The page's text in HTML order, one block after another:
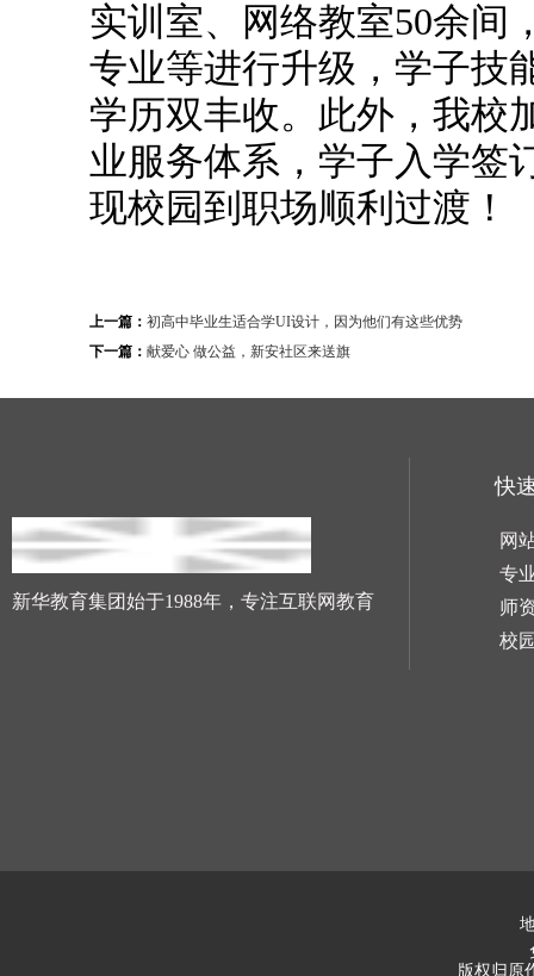
实训室、网络教室50余间
专业等进行升级，学子技
学历双丰收。此外，我校
业服务体系，学子入学签
现校园到职场顺利过渡！
上一篇： 初高中毕业生适合学UI设计，因为他们有这些优势
下一篇： 献爱心 做公益，新安社区来送旗
新华教育集团始于1988年，专注互联网教育
快
网
专
师
校
版权归原